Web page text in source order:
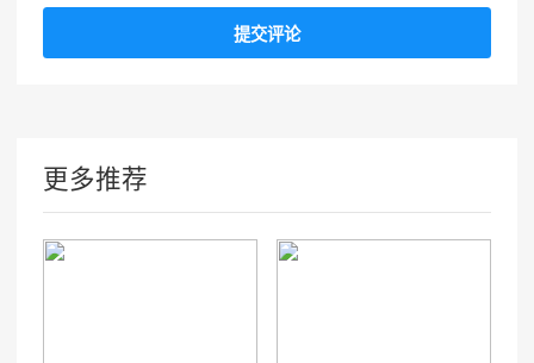
更多推荐